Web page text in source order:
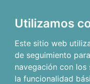
Utilizamos
Este sitio web
de seguimiento
navegación con los
la funcionalidad